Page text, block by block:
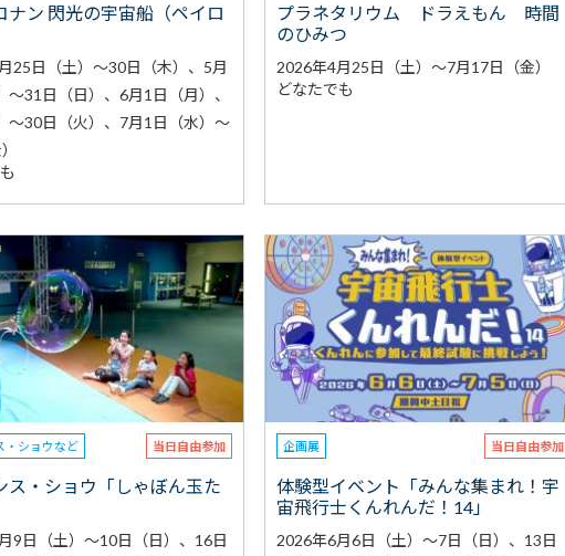
ナン 閃光の宇宙船（ペイロ
25日（土）～30日（木）、5月
～31日（日）、6月1日（月）、
～30日（火）、7月1日（水）～
プラネタリウム ドラえもん 時間
のひみつ
2026年4月25日（土）～7月17日（金）
どなたでも
・ショウなど 当日自由参加
ス・ショウ「しゃぼん玉た
9日（土）～10日（日）、16日
企画展 当日自由参加
体験型イベント「みんな集まれ！宇
宙飛行士くんれんだ！14」
2026年6月6日（土）～7日（日）、13日